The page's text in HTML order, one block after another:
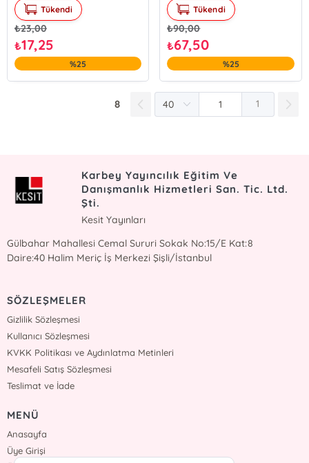
Tükendi
₺23,00
₺17,25
%25
Tükendi
₺90,00
₺67,50
%25
8 1
Karbey Yayıncılık Eğitim Ve
Danışmanlık Hizmetleri San. Tic. Ltd.
Şti.
Kesit Yayınları
Gülbahar Mahallesi Cemal Sururi Sokak No:15/E Kat:8
Daire:40 Halim Meriç İş Merkezi Şişli/İstanbul
SÖZLEŞMELER
Gizlilik Sözleşmesi
Kullanıcı Sözleşmesi
KVKK Politikası ve Aydınlatma Metinleri
Mesafeli Satış Sözleşmesi
Teslimat ve İade
MENÜ
Anasayfa
Üye Girişi